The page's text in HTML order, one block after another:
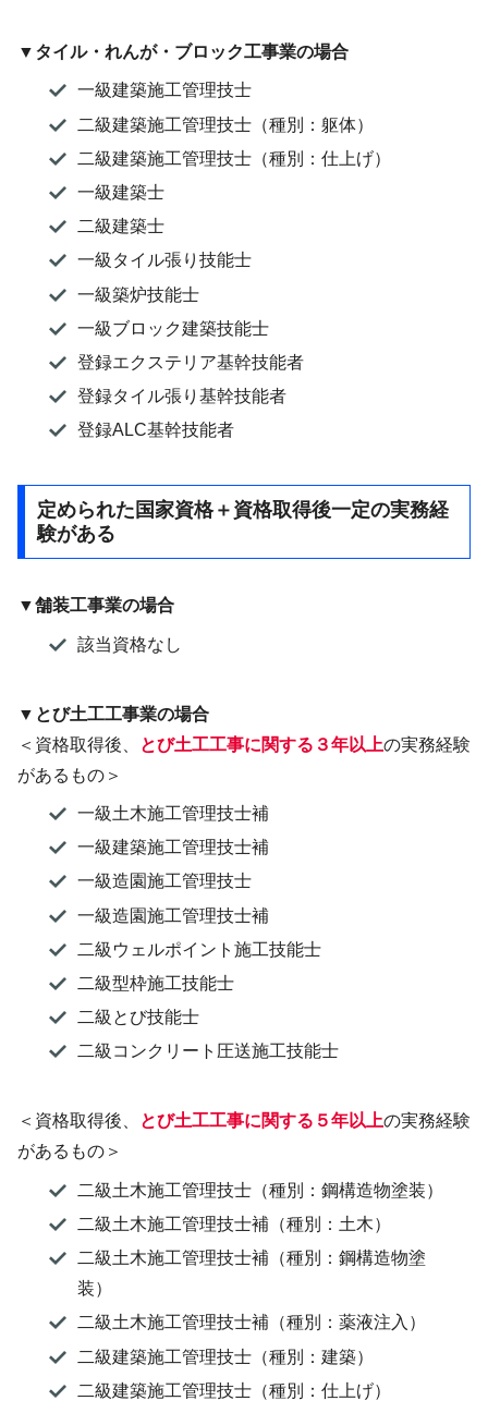
▼ タイル・れんが・ブロック工事業の場合
一級建築施工管理技士
二級建築施工管理技士（種別：躯体）
二級建築施工管理技士（種別：仕上げ）
一級建築士
二級建築士
一級タイル張り技能士
一級築炉技能士
一級ブロック建築技能士
登録エクステリア基幹技能者
登録タイル張り基幹技能者
登録ALC基幹技能者
定められた国家資格＋資格取得後一定の実務経
験がある
▼舗装工事業の場合
該当資格なし
▼とび土工工事業の場合
＜資格取得後、
とび土工工事に関する３年以上の実務経験
があるもの＞
一級土木施工管理技士補
一級建築施工管理技士補
一級造園施工管理技士
一級造園施工管理技士補
二級ウェルポイント施工技能士
二級型枠施工技能士
二級とび技能士
二級コンクリート圧送施工技能士
＜資格取得後、 とび土工工事に関する５年以上の実務経験
があるもの＞
二級土木施工管理技士（種別：鋼構造物塗装）
二級土木施工管理技士補（種別：土木）
二級土木施工管理技士補（種別：鋼構造物塗
装）
二級土木施工管理技士補（種別：薬液注入）
二級建築施工管理技士（種別：建築）
二級建築施工管理技士（種別：仕上げ）